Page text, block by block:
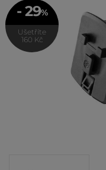
- 29%
Ušetříte
160 Kč